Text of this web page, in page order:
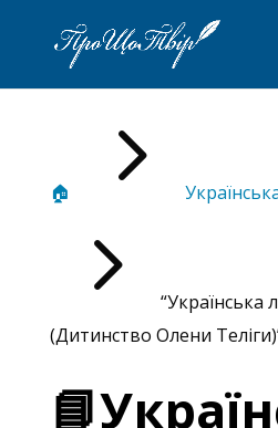
🏠 5
5
“Українська
(Дитинство Олени